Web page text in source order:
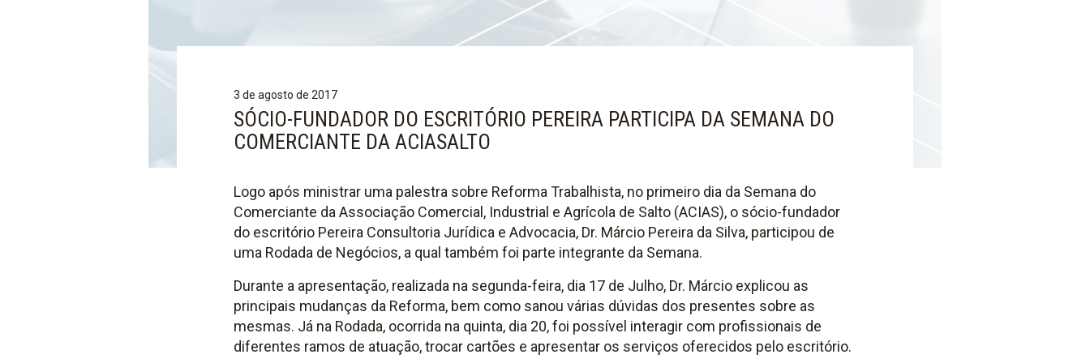
3 de agosto de 2017
SÓCIO-FUNDADOR DO ESCRITÓRIO PEREIRA PARTICIPA DA SEMANA DO
COMERCIANTE DA ACIASALTO
Logo após ministrar uma palestra sobre Reforma Trabalhista, no primeiro dia da Semana do
Comerciante da Associação Comercial, Industrial e Agrícola de Salto (ACIAS), o sócio-fundador
do escritório Pereira Consultoria Jurídica e Advocacia, Dr. Márcio Pereira da Silva, participou de
uma Rodada de Negócios, a qual também foi parte integrante da Semana.
Durante a apresentação, realizada na segunda-feira, dia 17 de Julho, Dr. Márcio explicou as
principais mudanças da Reforma, bem como sanou várias dúvidas dos presentes sobre as
mesmas. Já na Rodada, ocorrida na quinta, dia 20, foi possível interagir com profissionais de
diferentes ramos de atuação, trocar cartões e apresentar os serviços oferecidos pelo escritório.